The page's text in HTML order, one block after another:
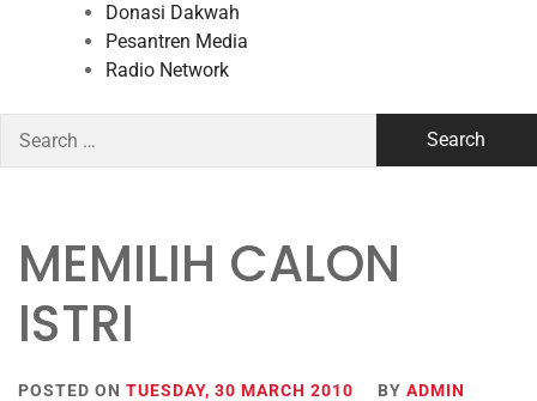
Donasi Dakwah
Pesantren Media
Radio Network
for:
MEMILIH CALON
ISTRI
POSTED ON TUESDAY, 30 MARCH 2010 BY ADMIN